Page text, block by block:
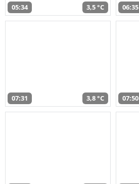
05:34 3,5 °C 06:35
07:31 3,8 °C 07:50